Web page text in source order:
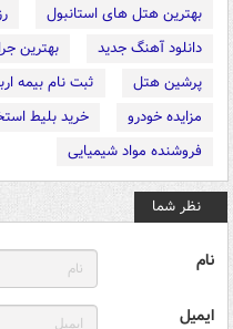
بهترین هتل های استانبول
دانلود آهنگ جدید
بهترین
پرشین هتل
ثبت نام بیمه
مزایده خودرو
خرید بلیط
فروشنده مواد شیمیایی
نظر شما
نام
ایمیل